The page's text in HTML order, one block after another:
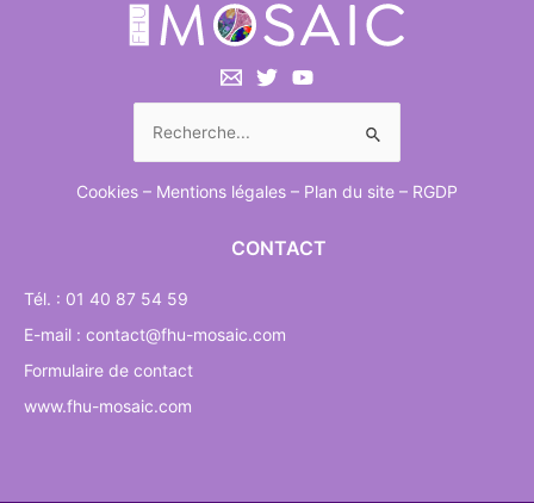
Cookies – Mentions légales – Plan du site – RGDP
CONTACT
Tél. : 01 40 87 54 59
E-mail : contact@fhu-mosaic.com
Formulaire de contact
www.fhu-mosaic.com